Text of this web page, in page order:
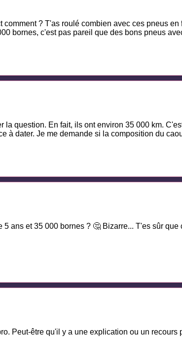
? T'as roulé combien avec ces pneus
bornes, c'est pas pareil que des bons pneus
la question. En fait, ils ont environ 35 000 km.
à dater. Je me demande si la composition du
ans et 35 000 bornes ? 🤔 Bizarre... T'es sûr
Peut-être qu'il y a une explication ou un recours